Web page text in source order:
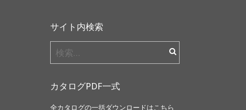
サイト内検索
検
索:
カタログPDF一式
全カタログの一括ダウンロードはこちら